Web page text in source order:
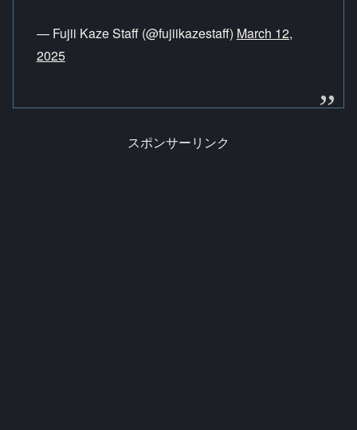
— Fujii Kaze Staff (@fujiikazestaff) March 12,
2025
スポンサーリンク